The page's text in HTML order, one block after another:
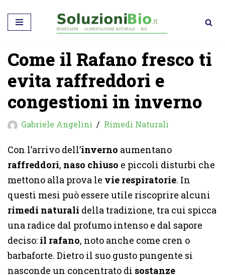
Vai
contenuto
Come il Rafano fresco ti
evita raffreddori e
congestioni in inverno
Gabriele Angelini Rimedi Naturali
Con l’arrivo dell’inverno aumentano
raffreddori, naso chiuso e piccoli disturbi che
mettono alla prova le vie respiratorie. In
questi mesi può essere utile riscoprire alcuni
rimedi naturali della tradizione, tra cui spicca
una radice dal profumo intenso e dal sapore
deciso: il rafano, noto anche come cren o
barbaforte. Dietro il suo gusto pungente si
nasconde un concentrato di sostanze